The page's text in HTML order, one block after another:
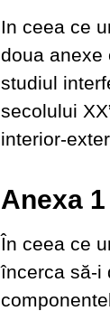
In ceea ce
doua anexe
studiul
secolului
interior-
Anexa
În ceea ce
încerca să-i